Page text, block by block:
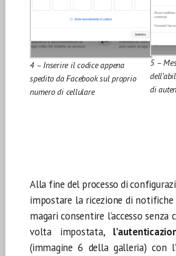
4 – Inserire il codice appena
spedito da Facebook sul proprio
numero di cellulare
5 –
di
Alla fine del processo di
impostare la ricezione di
magari consentire l’accesso
volta impostata,
(immagine 6 della galleria) con